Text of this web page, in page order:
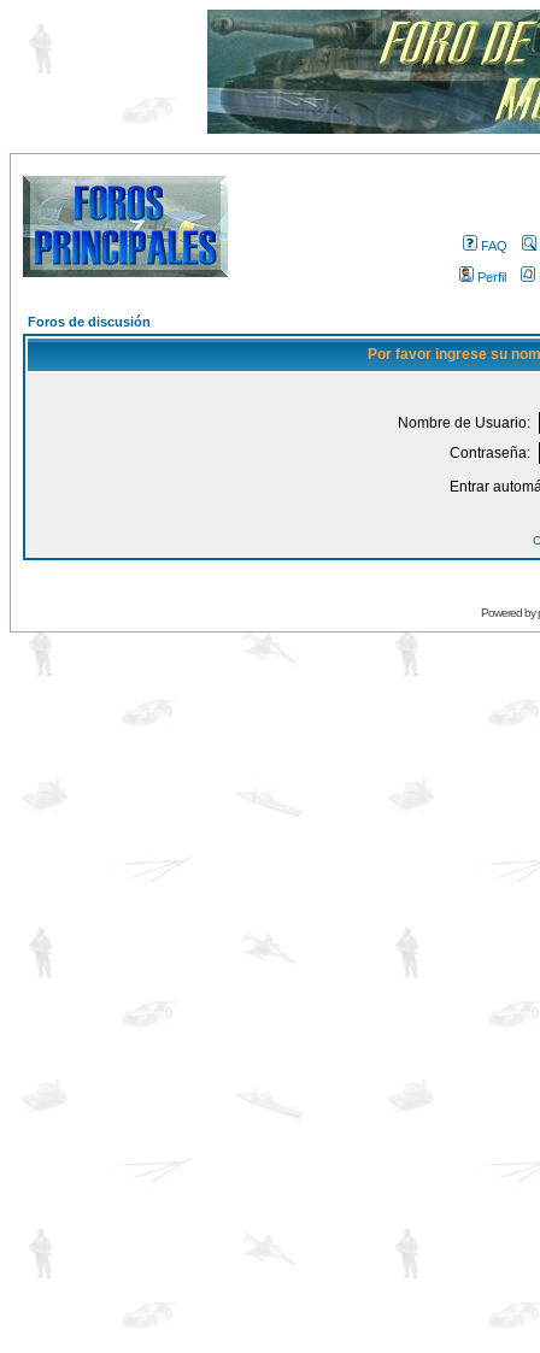
FAQ
Perfil
Foros de discusión
Por favor ingrese su
Nombre de Usuario:
Contraseña:
Entrar
Powered by